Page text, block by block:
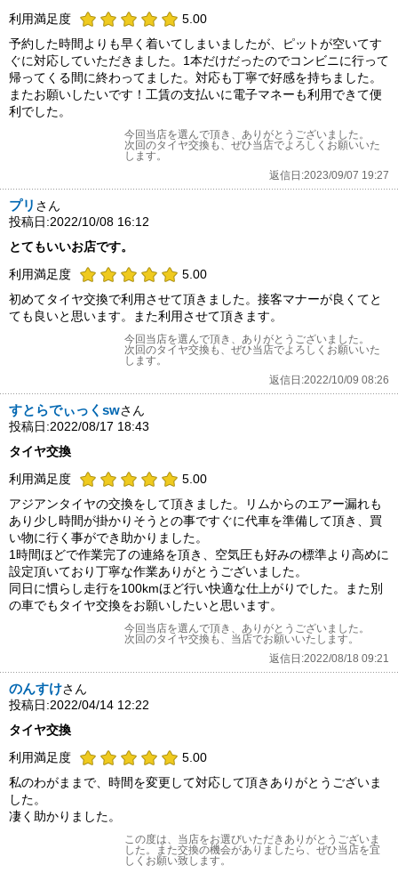
利用満足度
5.00
予約した時間よりも早く着いてしまいましたが、ピットが空いてす
ぐに対応していただきました。1本だけだったのでコンビニに行って
帰ってくる間に終わってました。対応も丁寧で好感を持ちました。
またお願いしたいです！工賃の支払いに電子マネーも利用できて便
利でした。
今回当店を選んで頂き、ありがとうございました。
次回のタイヤ交換も、ぜひ当店でよろしくお願いいた
します。
返信日:2023/09/07 19:27
プリ さん
投稿日:2022/10/08 16:12
とてもいいお店です。
利用満足度
5.00
初めてタイヤ交換で利用させて頂きました。接客マナーが良くてと
ても良いと思います。また利用させて頂きます。
今回当店を選んで頂き、ありがとうございました。
次回のタイヤ交換も、ぜひ当店でよろしくお願いいた
します。
返信日:2022/10/09 08:26
すとらでぃっくswさん
投稿日:2022/08/17 18:43
タイヤ交換
利用満足度
5.00
アジアンタイヤの交換をして頂きました。リムからのエアー漏れも
あり少し時間が掛かりそうとの事ですぐに代車を準備して頂き、買
い物に行く事ができ助かりました。
1時間ほどで作業完了の連絡を頂き、空気圧も好みの標準より高めに
設定頂いており丁寧な作業ありがとうございました。
同日に慣らし走行を100kmほど行い快適な仕上がりでした。また別
の車でもタイヤ交換をお願いしたいと思います。
今回当店を選んで頂き、ありがとうございました。
次回のタイヤ交換も、当店でお願いいたします。
返信日:2022/08/18 09:21
のんすけさん
投稿日:2022/04/14 12:22
タイヤ交換
利用満足度
5.00
私のわがままで、時間を変更して対応して頂きありがとうございま
した。
凄く助かりました。
この度は、当店をお選びいただきありがとうございま
した。また交換の機会がありましたら、ぜひ当店を宜
しくお願い致します。